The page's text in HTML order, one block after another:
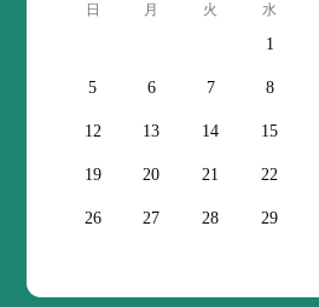
日 月 火 水
1
5 6 7 8
12 13 14 15
19 20 21 22
26 27 28 29